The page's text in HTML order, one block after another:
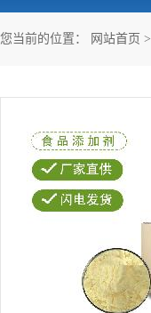
您当前的位置： 网站首页 >